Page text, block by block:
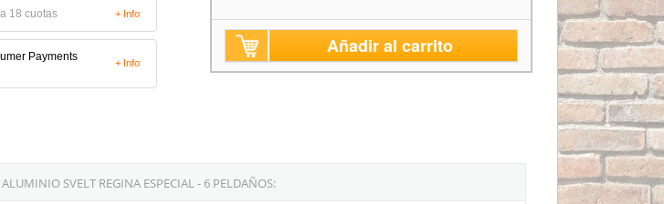
18 cuotas + Info
+ Info
Añadir al carrito
SVELT REGINA ESPECIAL - 6 PELDAÑOS: